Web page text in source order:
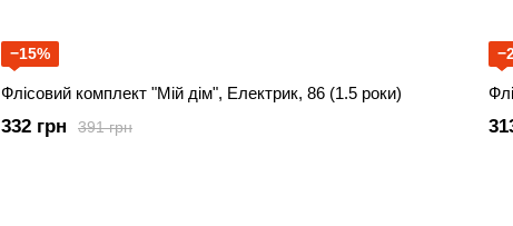
−15%
Флісовий комплект "Мій дім", Електрик, 86 (1.5 роки)
391 грн
332 грн